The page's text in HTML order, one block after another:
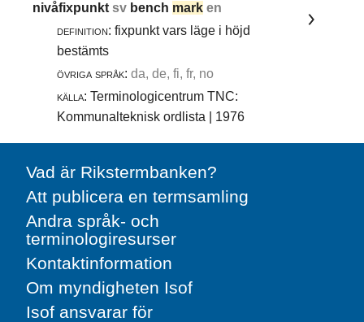
nivåfixpunktsv bench mark en
definition: fixpunkt vars läge i höjd
bestämts
övriga språk: da, de, fi, fr, no
källa: Terminologicentrum TNC:
Kommunalteknisk ordlista | 1976
Vad är Rikstermbanken?
Att publicera en termsamling
Andra språk- och
terminologiresurser
Kontaktinformation
Om myndigheten Isof
Isof ansvarar för